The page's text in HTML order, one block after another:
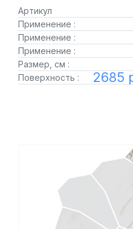
Артикул
Применение :
Применение :
Применение :
Размер, см :
Поверхность :
2685